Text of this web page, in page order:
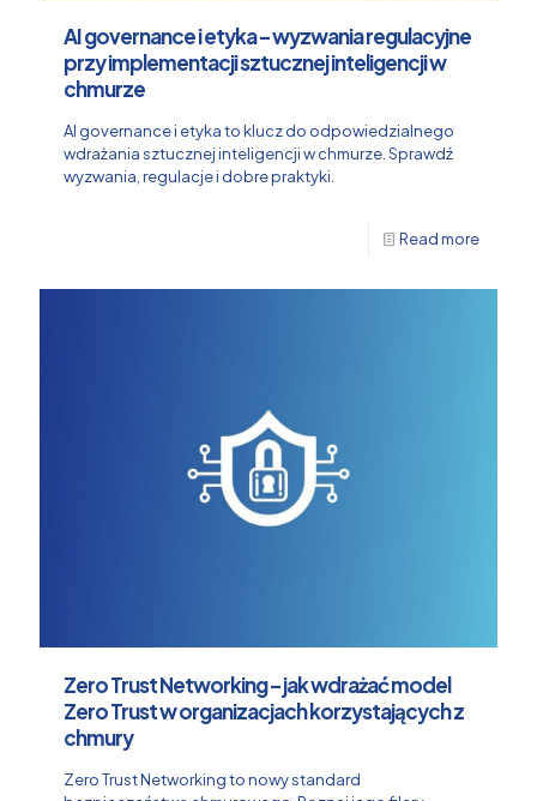
AI governance i etyka – wyzwania regulacyjne
przy implementacji sztucznej inteligencji w
chmurze
AI governance i etyka to klucz do odpowiedzialnego
wdrażania sztucznej inteligencji w chmurze. Sprawdź
wyzwania, regulacje i dobre praktyki.
Read more
Zero Trust Networking – jak wdrażać model
Zero Trust w organizacjach korzystających z
chmury
Zero Trust Networking to nowy standard